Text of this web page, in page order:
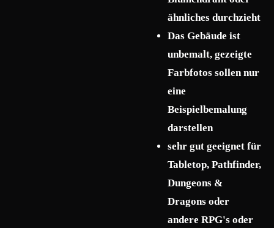
ähnliches durchzieht
Das Gebäude ist
unbemalt, gezeigte
Farbfotos sollen nur
eine
Beispielbemalung
darstellen
sehr gut geeignet für
Tabletop, Pathfinder,
Dungeons &
Dragons oder
andere RPG's oder